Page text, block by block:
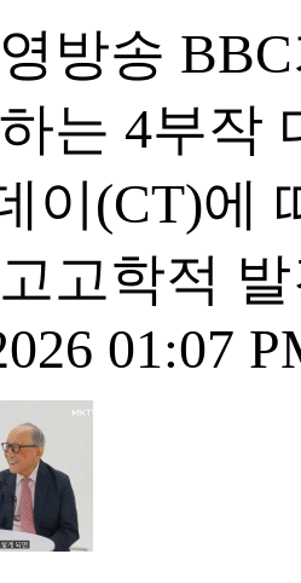
방송
는 4부작
이(CT)에
고학적
01:07